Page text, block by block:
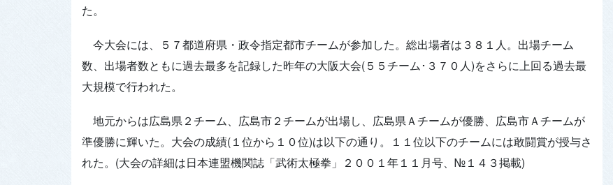
た。
今大会には、５７都道府県・政令指定都市チームが参加した。総出場者は３８１人。出場チーム
数、出場者数ともに過去最多を記録した昨年の大阪大会(５５チーム･３７０人)をさらに上回る過去最
大規模で行われた。
地元からは広島県２チーム、広島市２チームが出場し、広島県Ａチームが優勝、広島市Ａチームが
準優勝に輝いた。大会の成績(１位から１０位)は以下の通り。１１位以下のチームには敢闘賞が授与さ
れた。(大会の詳細は日本連盟機関誌「武術太極拳」２００１年１１月号、№１４３掲載)